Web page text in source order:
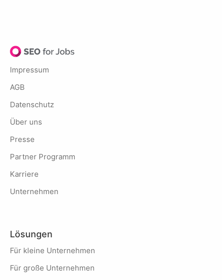
Impressum
AGB
Datenschutz
Über uns
Presse
Partner Programm
Karriere
Unternehmen
Lösungen
Für kleine Unternehmen
Für große Unternehmen